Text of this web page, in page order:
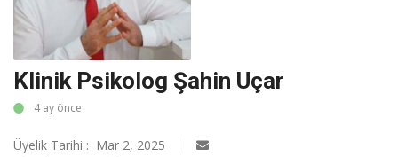
SAĞLIK
SİYASET
KÜNYE
MALATYA
SPOR
Klinik Psikolog Şahin Uçar
4 ay önce
Üyelik Tarihi : Mar 2, 2025